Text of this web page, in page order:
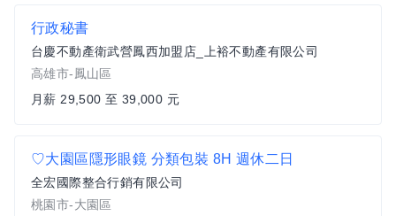
行政秘書
台慶不動產衛武營鳳西加盟店_上裕不動產有限公司
高雄市-鳳山區
月薪 29,500 至 39,000 元
♡大園區隱形眼鏡 分類包裝 8H 週休二日
全宏國際整合行銷有限公司
桃園市-大園區